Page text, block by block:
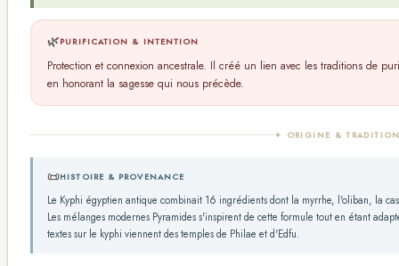
🌿PURIFICATION & INTENTION
Protection et connexion ancestrale. Il créé un lien avec les traditions de
en honorant la sagesse qui nous précède.
✦ ORIGINE &
📜HISTOIRE & PROVENANCE
Le Kyphi égyptien antique combinait 16 ingrédients dont la myrrhe, l'oliban, la
Les mélanges modernes Pyramides s'inspirent de cette formule tout en étant
textes sur le kyphi viennent des temples de Philae et d'Edfu.